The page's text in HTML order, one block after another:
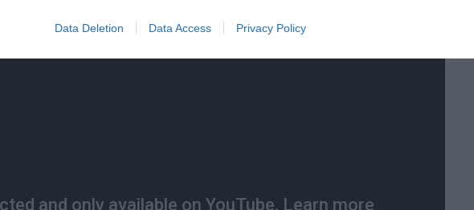
Data Deletion Data Access Privacy Policy